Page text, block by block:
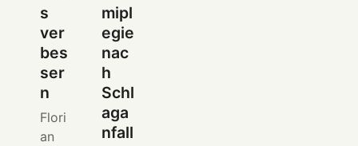
s
ver
bes
ser
n
Flori
an
mipl
egie
nac
h
Schl
aga
nfall